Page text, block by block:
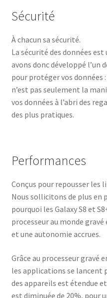
Sécurité
À chacun sa sécurité.
La sécurité des données
avons donc développé l’un
pour protéger vos données
n’est pas seulement la
vos données à l’abri des
des plus pratiques.
Performances
Conçus pour repousser les
Nous sollicitons de plus en
pourquoi les Galaxy S8 et
processeur au monde
et une autonomie accrues.
Grâce au processeur gravé
les applications se lancent
des appareils est étendue
est diminuée de 20%, pour